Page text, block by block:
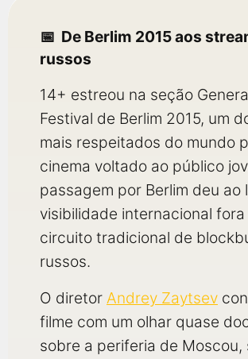
De Berlim 2015 aos
russos
14+ estreou na seção
Festival de Berlim 2015, um
mais respeitados do mundo
cinema voltado ao público
passagem por Berlim deu ao
visibilidade internacional
circuito tradicional de
russos.
O diretor Andrey Zaytsev
filme com um olhar quase
sobre a periferia de Moscou,